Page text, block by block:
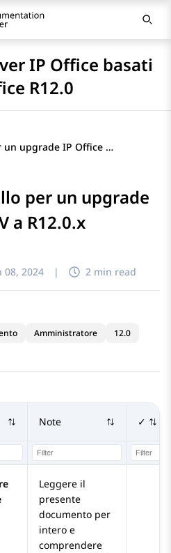
IP Office basati
R12.0
Elenco di controllo per un upgrade IP Office Hyper-V a R12.0.x
per un upgrade
a R12.0.x
PDF
08, 2024 | 2 min read
Amministratore
12.0
Note ✓
Leggere il
presente
documento per
intero e
comprendere